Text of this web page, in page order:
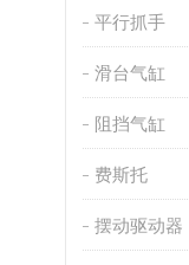
平行抓手
滑台气缸
阻挡气缸
费斯托
摆动驱动器